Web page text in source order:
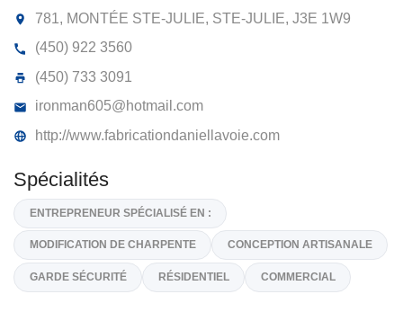
FABRICATION DANIEL LAVOIE
(450) 922 3560
ironman605@hotmail.com
http://www.fabricationdaniellavoie.com